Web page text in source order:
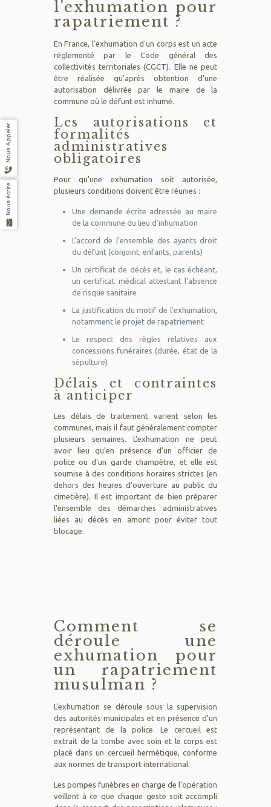
l'exhumation pour
rapatriement ?
En France, l'exhumation d'un corps est un acte
réglementé par le Code général des
collectivités territoriales (CGCT). Elle ne peut
être réalisée qu'après obtention d'une
autorisation délivrée par le maire de la
commune où le défunt est inhumé.
Les autorisations et
formalités
administratives
obligatoires
Pour qu'une exhumation soit autorisée,
plusieurs conditions doivent être réunies :
Une demande écrite adressée au maire
de la commune du lieu d'inhumation
L'accord de l'ensemble des ayants droit
du défunt (conjoint, enfants, parents)
Un certificat de décès et, le cas échéant,
un certificat médical attestant l'absence
de risque sanitaire
La justification du motif de l'exhumation,
notamment le projet de rapatriement
Le respect des règles relatives aux
concessions funéraires (durée, état de la
sépulture)
Délais et contraintes
à anticiper
Les délais de traitement varient selon les
communes, mais il faut généralement compter
plusieurs semaines. L'exhumation ne peut
avoir lieu qu'en présence d'un officier de
police ou d'un garde champêtre, et elle est
soumise à des conditions horaires strictes (en
dehors des heures d'ouverture au public du
cimetière). Il est important de bien préparer
l'ensemble desdémarches administratives
liées au décès en amont pour éviter tout
blocage.
Comment se
déroule une
exhumation pour
un rapatriement
musulman ?
L'exhumation se déroule sous la supervision
des autorités municipales et en présence d'un
représentant de la police. Le cercueil est
extrait de la tombe avec soin et le corps est
placé dans un cercueil hermétique, conforme
aux normes de transport international.
Les pompes funèbres en charge de l'opération
veillent à ce que chaque geste soit accompli
Nous Appeler
Nous écrire